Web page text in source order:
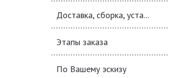
Доставка, сборка, уста...
Этапы заказа
По Вашему эскизу